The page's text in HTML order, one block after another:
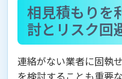
相見積もりを
討とリスク回
連絡がない業者に固執
を検討することも重要